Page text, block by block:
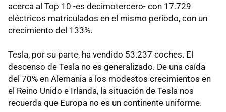
acerca al Top 10 -es decimotercero- con 17.729
eléctricos matriculados en el mismo período, con un
crecimiento del 133%.
Tesla, por su parte, ha vendido 53.237 coches. El
descenso de Tesla no es generalizado. De una caída
del 70% en Alemania a los modestos crecimientos en
el Reino Unido e Irlanda, la situación de Tesla nos
recuerda que Europa no es un continente uniforme.